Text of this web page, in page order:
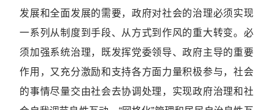
发展和全面发展的需要，政府对社会的治理必须实现
一系列从制度到手段、从方式到作风的重大转变。必
须加强系统治理，既发挥党委领导、政府主导的重要
作用，又充分激励和支持各方面力量积极参与，社会
的事情尽量交由社会去协调处理，实现政府治理和社